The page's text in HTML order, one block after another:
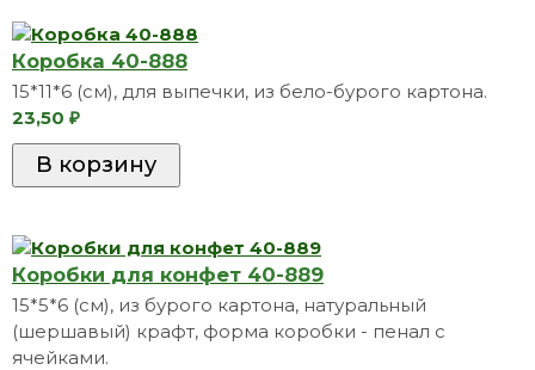
Коробка 40-888
15*11*6 (см), для выпечки, из бело-бурого картона.
23,50 ₽
Коробки для конфет 40-889
15*5*6 (см), из бурого картона, натуральный
(шершавый) крафт, форма коробки - пенал с
ячейками.